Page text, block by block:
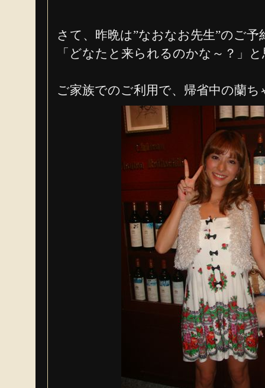
さて、昨晩は”なおなお先生”のご
「どなたと来られるのかな～？」
ご家族でのご利用で、帰省中の蘭